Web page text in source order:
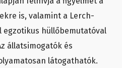
is, valamint a Lerch-
egzotikus hüllőbemutatóval
állatsimogatók és
látogathatók.